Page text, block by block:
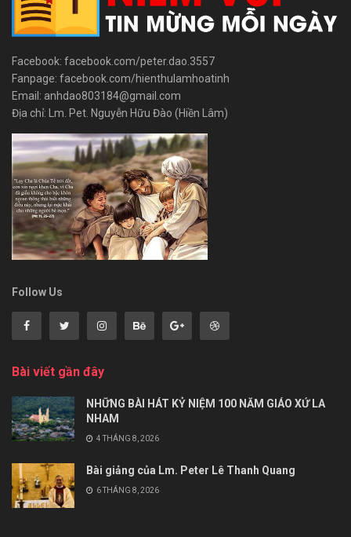
Facebook: facebook.com/peter.dao.3557
Fanpage: facebook.com/hienthulamhoatinh
Email: anhdao803184@gmail.com
Địa chỉ: Lm. Pet. Nguyễn Hữu Đào (Hiền Lâm)
Follow Us
Bài viết gần đây
NHỮNG BÀI HÁT KỶ NIỆM 100 NĂM GIÁO XỨ LA
NHAM
4 THÁNG 8, 2026
Bài giảng của Lm. Peter Lê Thanh Quang
6 THÁNG 8, 2026